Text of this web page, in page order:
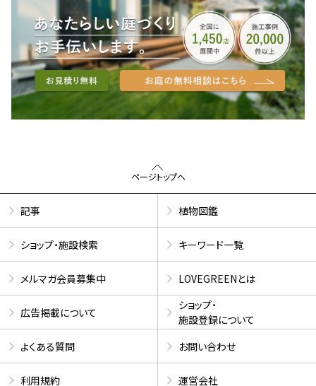
ページトップへ
記事 植物図鑑
ショップ・施設検索 キーワード一覧
メルマガ会員募集中 LOVEGREENとは
広告掲載について
ショップ・
施設登録について
よくある質問
お問い合わせ
利用規約 運営会社